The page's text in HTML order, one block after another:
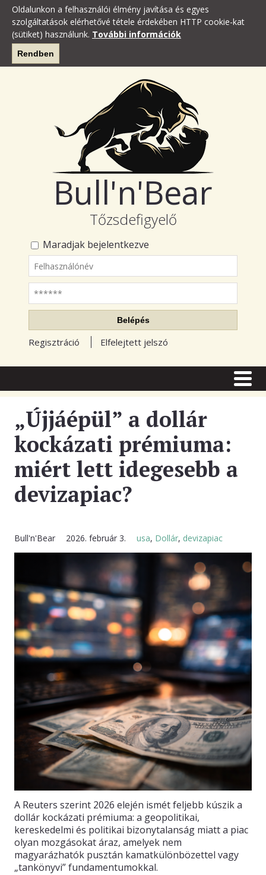
Oldalunkon a felhasználói élmény javítása és egyes
szolgáltatások elérhetővé tétele érdekében HTTP cookie-kat
(sütiket) használunk. További információk
Rendben
Bull'n'Bear
Tőzsdefigyelő
Maradjak bejelentkezve
Felhasználónév
Jelszó
Belépés
Regisztráció Elfelejtett jelszó
CIKKEK
TŐZSDE FÓRUM
TUDÁSTÁR
RSS OLVASÓ
ELŐFIZETÉS
KAPCSOLAT
„Újjáépül” a dollár
kockázati prémiuma:
miért lett idegesebb a
devizapiac?
Bull'n'Bear 2026. február 3. usa, Dollár, devizapiac
A Reuters szerint 2026 elején ismét feljebb kúszik a
dollár kockázati prémiuma: a geopolitikai,
kereskedelmi és politikai bizonytalanság miatt a piac
olyan mozgásokat áraz, amelyek nem
magyarázhatók pusztán kamatkülönbözettel vagy
„tankönyvi” fundamentumokkal.